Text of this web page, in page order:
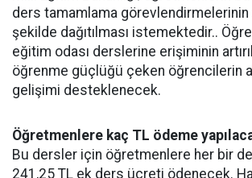
ders tamamlama
şekilde dağıtılması istemektedir..
eğitim odası derslerine erişiminin
öğrenme güçlüğü çeken öğrencilerin
gelişimi desteklenecek.
Öğretmenlere kaç TL ödeme
Bu dersler için öğretmenlere her bir
241,25 TL ek ders ücreti ödenecek.